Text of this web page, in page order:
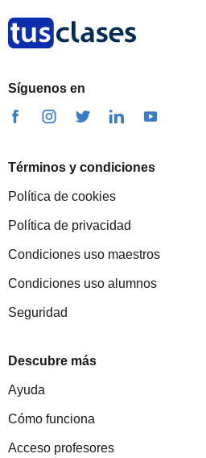
Síguenos en
Términos y condiciones
Política de cookies
Política de privacidad
Condiciones uso maestros
Condiciones uso alumnos
Seguridad
Descubre más
Ayuda
Cómo funciona
Acceso profesores